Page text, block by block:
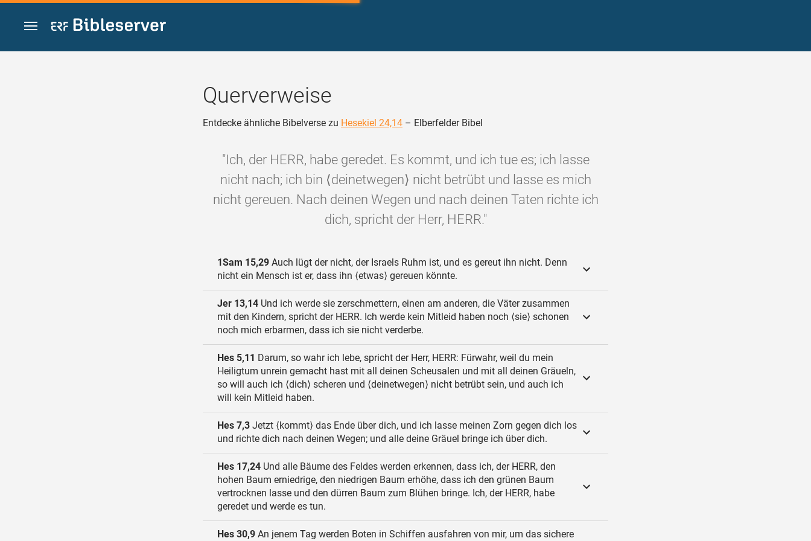
Zum Inhalt springen
Querverweise
Entdecke ähnliche Bibelverse zu Hesekiel 24,14 – Elberfelder Bibel
"Ich, der HERR, habe geredet. Es kommt, und ich tue es; ich lasse
nicht nach; ich bin ⟨deinetwegen⟩ nicht betrübt und lasse es mich
nicht gereuen. Nach deinen Wegen und nach deinen Taten richte ich
dich, spricht der Herr, HERR."
1Sam 15,29 Auch lügt der nicht, der Israels Ruhm ist, und es gereut ihn nicht. Denn
nicht ein Mensch ist er, dass ihn ⟨etwas⟩ gereuen könnte.
Jer 13,14 Und ich werde sie zerschmettern, einen am anderen, die Väter zusammen
mit den Kindern, spricht der HERR. Ich werde kein Mitleid haben noch ⟨sie⟩ schonen
noch mich erbarmen, dass ich sie nicht verderbe.
Hes 5,11 Darum, so wahr ich lebe, spricht der Herr, HERR: Fürwahr, weil du mein
Heiligtum unrein gemacht hast mit all deinen Scheusalen und mit all deinen Gräueln,
so will auch ich ⟨dich⟩ scheren und ⟨deinetwegen⟩ nicht betrübt sein, und auch ich
will kein Mitleid haben.
Hes 7,3 Jetzt ⟨kommt⟩ das Ende über dich, und ich lasse meinen Zorn gegen dich los
und richte dich nach deinen Wegen; und alle deine Gräuel bringe ich über dich.
Hes 17,24 Und alle Bäume des Feldes werden erkennen, dass ich, der HERR, den
hohen Baum erniedrige, den niedrigen Baum erhöhe, dass ich den grünen Baum
vertrocknen lasse und den dürren Baum zum Blühen bringe. Ich, der HERR, habe
geredet und werde es tun.
Hes 30,9 An jenem Tag werden Boten in Schiffen ausfahren von mir, um das sichere